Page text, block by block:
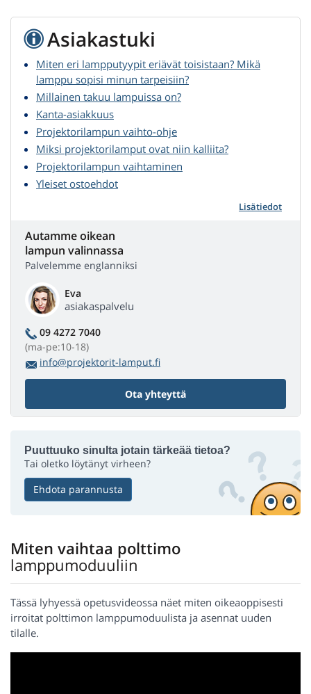
Asiakastuki
Miten eri lampputyypit eriävät toisistaan? Mikä
lamppu sopisi minun tarpeisiin?
Millainen takuu lampuissa on?
Kanta-asiakkuus
Projektorilampun vaihto-ohje
Miksi projektorilamput ovat niin kalliita?
Projektorilampun vaihtaminen
Yleiset ostoehdot
Lisätiedot
Autamme oikean
lampun valinnassa
Palvelemme englanniksi
Eva
asiakaspalvelu
09 4272 7040
(ma-pe:10-18)
info@projektorit-lamput.fi
Ota yhteyttä
Puuttuuko sinulta jotain tärkeää tietoa?
Tai oletko löytänyt virheen?
Ehdota parannusta
Miten vaihtaa polttimo
lamppumoduuliin
Tässä lyhyessä opetusvideossa näet miten oikeaoppisesti
irroitat polttimon lamppumoduulista ja asennat uuden
tilalle.